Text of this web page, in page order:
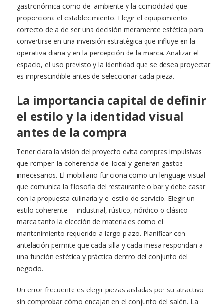
gastronómica como del ambiente y la comodidad que
proporciona el establecimiento. Elegir el equipamiento
correcto deja de ser una decisión meramente estética para
convertirse en una inversión estratégica que influye en la
operativa diaria y en la percepción de la marca. Analizar el
espacio, el uso previsto y la identidad que se desea proyectar
es imprescindible antes de seleccionar cada pieza.
La importancia capital de definir
el estilo y la identidad visual
antes de la compra
Tener clara la visión del proyecto evita compras impulsivas
que rompen la coherencia del local y generan gastos
innecesarios. El mobiliario funciona como un lenguaje visual
que comunica la filosofía del restaurante o bar y debe casar
con la propuesta culinaria y el estilo de servicio. Elegir un
estilo coherente —industrial, rústico, nórdico o clásico—
marca tanto la elección de materiales como el
mantenimiento requerido a largo plazo. Planificar con
antelación permite que cada silla y cada mesa respondan a
una función estética y práctica dentro del conjunto del
negocio.
Un error frecuente es elegir piezas aisladas por su atractivo
sin comprobar cómo encajan en el conjunto del salón. La